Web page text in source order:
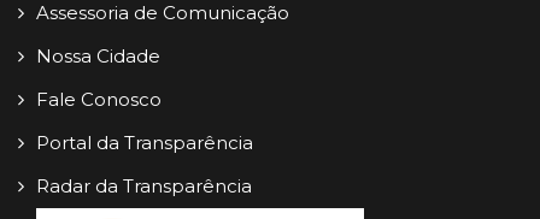
Assessoria de Comunicação
Nossa Cidade
Fale Conosco
Portal da Transparência
Radar da Transparência